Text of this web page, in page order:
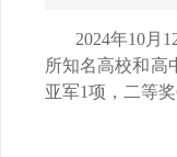
2024年10月
所知名高校和高
亚军1项，二等